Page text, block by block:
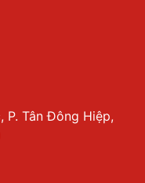
P. Tân Đông Hiệp,